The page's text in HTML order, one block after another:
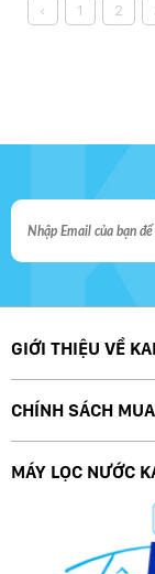
‹ 1 2
GIỚI THIỆU VỀ
CHÍNH SÁCH
MÁY LỌC NƯỚC